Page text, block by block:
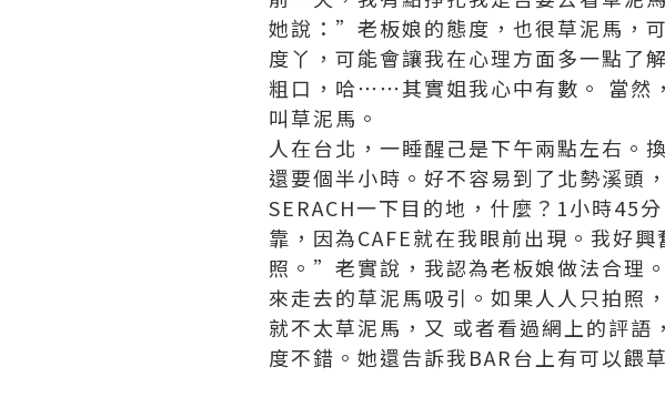
她說：”老板娘的態度，也很草泥馬，
度丫，可能會讓我在心理方面多一點了
粗口，哈⋯⋯其實姐我心中有數。 當然
叫草泥馬。
人在台北，一睡醒己是下午兩點左右。
還要個半小時。好不容易到了北勢溪頭
SERACH一下目的地，什麼？1小時45
靠，因為CAFE就在我眼前出現。我好
照。”老實說，我認為老板娘做法合理
來走去的草泥馬吸引。如果人人只拍照
就不太草泥馬，又 或者看過網上的評
度不錯。她還告訴我BAR台上有可以餵